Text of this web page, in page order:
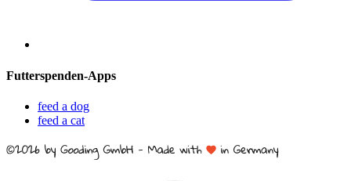
Futterspenden-Apps
feed a dog
feed a cat